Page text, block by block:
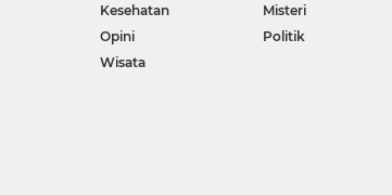
Kesehatan Misteri
Opini Politik
Wisata